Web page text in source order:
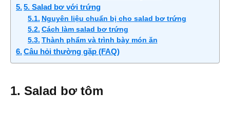
5. Salad bơ với trứng
Nguyên liệu chuẩn bị cho salad bơ trứng
Cách làm salad bơ trứng
Thành phẩm và trình bày món ăn
Câu hỏi thường gặp (FAQ)
1. Salad bơ tôm